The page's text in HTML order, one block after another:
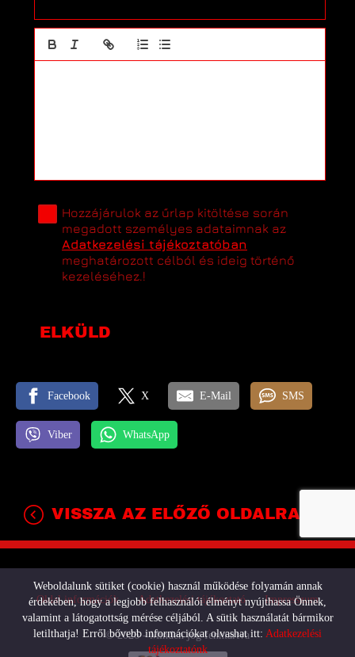
Hozzájárulok az űrlap kitöltése során
megadott személyes adataimnak az
Adatkezelési tájékoztatóban
meghatározott célból és ideig történő
kezeléséhez.!
ELKÜLD
Facebook X E-Mail SMS
Viber WhatsApp
VISSZA AZ ELŐZŐ OLDALRA!
© 2026 - Minden jog fenntartva
Oldal információk Adatkezelési tájékoztató Impresszum
Weboldalunk sütiket (cookie) használ működése folyamán annak
érdekében, hogy a legjobb felhasználói élményt nyújthassa Önnek,
valamint a látogatottság mérése céljából. A sütik használatát bármikor
letilthatja! Erről bővebb információkat olvashat itt: Adatkezelési
tájékoztatónk